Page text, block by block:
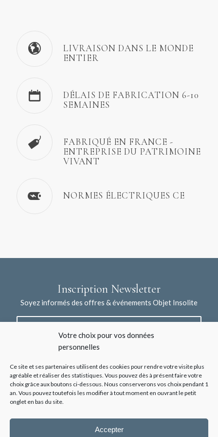
Votre choix pour vos données
personnelles
Ce site et ses partenaires utilisent des cookies pour rendre votre visite plus
agréable et réaliser des statistiques. Vous pouvez dès à présent faire votre
choix grâce aux boutons ci-dessous. Nous conserverons vos choix pendant 1
an. Vous pouvez toutefois les modifier à tout moment en ouvrant le petit
onglet en bas du site.
Accepter
LIVRAISON DANS LE MONDE
ENTIER
DÉLAIS DE FABRICATION 6-10
SEMAINES
FABRIQUÉ EN FRANCE -
ENTREPRISE DU PATRIMOINE
VIVANT
NORMES ÉLECTRIQUES CE
Inscription Newsletter
Soyez informés des offres & événements Objet Insolite
J'accepte la collecte de mes données à l'aide de ce formulaire /
Voir les mentions légales*